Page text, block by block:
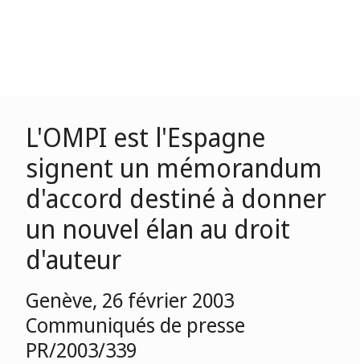
L'OMPI est l'Espagne
signent un mémorandum
d'accord destiné à donner
un nouvel élan au droit
d'auteur
Genève, 26 février 2003
Communiqués de presse
PR/2003/339